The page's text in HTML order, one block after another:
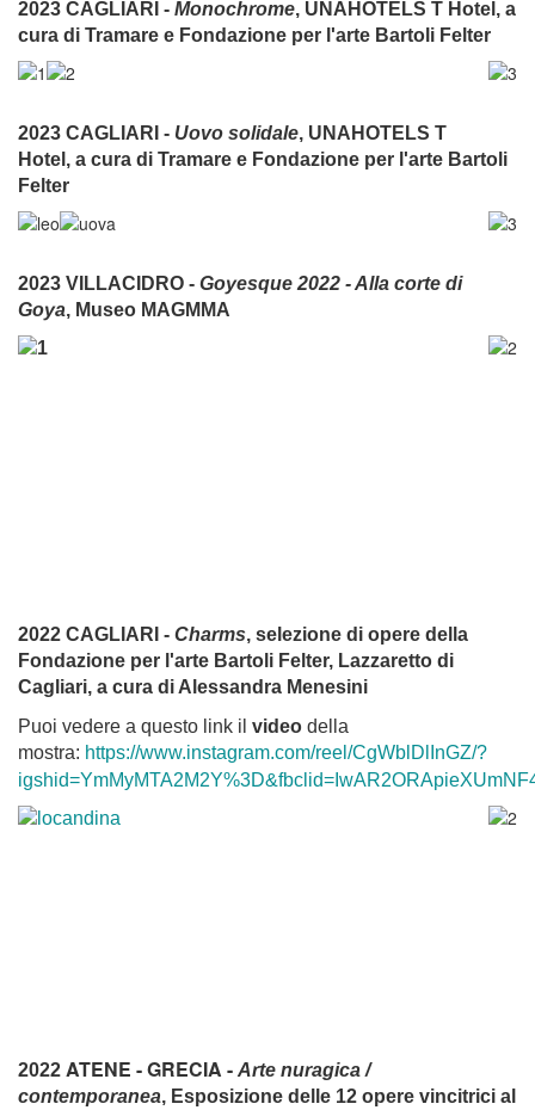
2023 CAGLIARI - Monochrome, UNAHOTELS T Hotel, a
cura di Tramare e Fondazione per l'arte Bartoli Felter
2023 CAGLIARI - Uovo solidale, UNAHOTELS T
Hotel, a cura di Tramare e Fondazione per l'arte Bartoli
Felter
2023 VILLACIDRO - Goyesque 2022 - Alla corte di
Goya, Museo MAGMMA
2022 CAGLIARI - Charms, selezione di opere della
Fondazione per l'arte Bartoli Felter, Lazzaretto di
Cagliari, a cura di Alessandra Menesini
Puoi vedere a questo link il video della
mostra: https://www.instagram.com/reel/CgWblDlInGZ/?
2022 ATENE - GRECIA - Arte nuragica /
contemporanea, Esposizione delle 12 opere vincitrici al